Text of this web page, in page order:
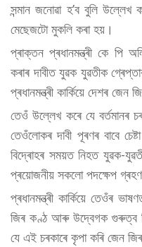
সন্মান জনোৱা হ’ব বুলি উল্লেখ
মেছেজটো মুকলি কৰা হয়।
প্ৰাক্তন প্ৰধানমন্ত্ৰী কে পি
কৰাৰ দাবীত যুৱক যুৱতীক
প্ৰধানমন্ত্ৰী কাৰ্কিয়ে দেশৰ
তেওঁ উল্লেখ কৰে যে বৰ্তমানৰ
তেওঁলোকৰ দাবী পূৰণৰ বাবে
বিদ্ৰোহৰ সময়ত নিহত যুৱক-
প্ৰয়োজনীয় সকলো পদক্ষেপ
প্ৰধানমন্ত্ৰী কাৰ্কিয়ে তেওঁৰ
জিৰ কণ্ঠ আৰু উদ্বেগক গুৰুত্ব
যে এই চৰকাৰে কৃপা কৰি জেন জিৰ